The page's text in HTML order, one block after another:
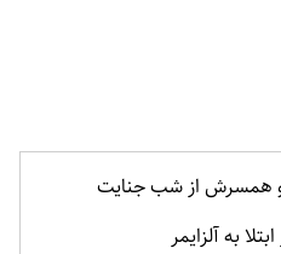
و همسرش از شب جنایت
به آلزایمر